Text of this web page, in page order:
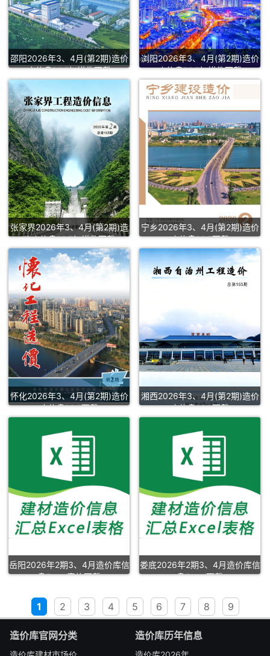
邵阳2026年3、4月(第2期)造价
库信息PDF扫描件下载
浏阳2026年3、4月(第2期)造价
库信息PDF扫描件下载
张家界2026年3、4月(第2期)造
价库信息PDF扫描件下载
宁乡2026年3、4月(第2期)造价
库信息PDF下载
怀化2026年3、4月(第2期)造价
库信息PDF下载
湘西2026年3、4月(第2期)造价
库信息PDF下载
岳阳2026年2期3、4月造价库信
息Excel表格下载
娄底2026年2期3、4月造价库信
息Excel下载
1 2 3 4 5 6 7 8 9
造价库官网分类 造价库历年信息